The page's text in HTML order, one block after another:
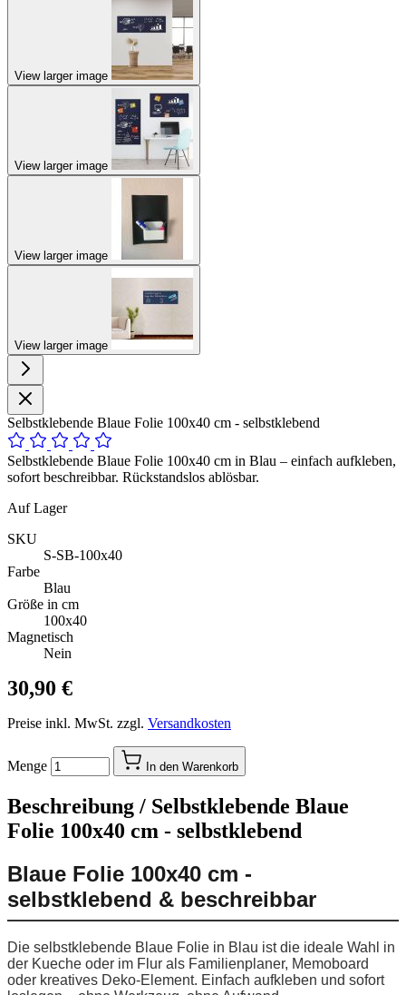
View larger image
View larger image
View larger image
View larger image
Selbstklebende Blaue Folie 100x40 cm - selbstklebend
Selbstklebende Blaue Folie 100x40 cm in Blau – einfach aufkleben,
sofort beschreibbar. Rückstandslos ablösbar.
Auf Lager
SKU
S-SB-100x40
Farbe
Blau
Größe in cm
100x40
Magnetisch
Nein
30,90 €
Preise inkl. MwSt. zzgl. Versandkosten
Menge In den Warenkorb
Beschreibung / Selbstklebende Blaue
Folie 100x40 cm - selbstklebend
Blaue Folie 100x40 cm -
selbstklebend & beschreibbar
Die selbstklebende Blaue Folie in Blau ist die ideale Wahl in
der Kueche oder im Flur als Familienplaner, Memoboard
oder kreatives Deko-Element. Einfach aufkleben und sofort